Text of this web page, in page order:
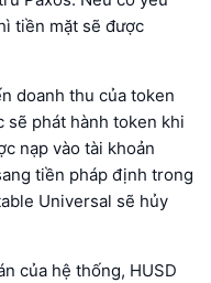
tiền mặt sẽ được
doanh thu của token
sẽ phát hành token khi
nạp vào tài khoản
tiền pháp định trong
Universal sẽ hủy
của hệ thống, HUSD